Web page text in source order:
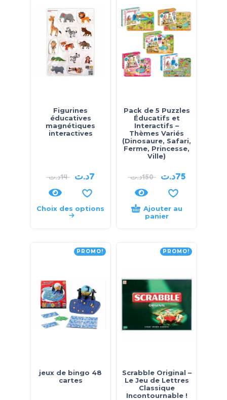
Figurines
éducatives
magnétiques
interactives
14د.ت 7د.ت
Choix des options
Pack de 5 Puzzles
Éducatifs et
Interactifs –
Thèmes Variés
(Dinosaure, Safari,
Ferme, Princesse,
Ville)
150د.ت 75د.ت
Ajouter au
panier
PROMO!
jeux de bingo 48
cartes
PROMO!
Scrabble Original –
Le Jeu de Lettres
Classique
Incontournable !